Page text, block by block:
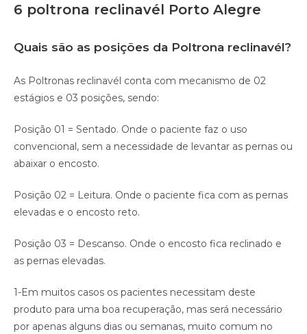
6 poltrona reclinavél Porto Alegre
Quais são as posições da Poltrona reclinavél?
As Poltronas reclinavél conta com mecanismo de 02
estágios e 03 posições, sendo:
Posição 01 = Sentado. Onde o paciente faz o uso
convencional, sem a necessidade de levantar as pernas ou
abaixar o encosto.
Posição 02 = Leitura. Onde o paciente fica com as pernas
elevadas e o encosto reto.
Posição 03 = Descanso. Onde o encosto fica reclinado e
as pernas elevadas.
1-Em muitos casos os pacientes necessitam deste
produto para uma boa recuperação, mas será necessário
por apenas alguns dias ou semanas, muito comum no